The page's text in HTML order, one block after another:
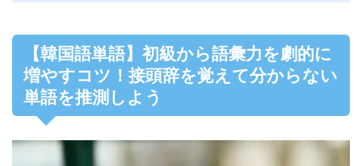
【韓国語単語】初級から語彙力を劇的に
増やすコツ！接頭辞を覚えて分からない
単語を推測しよう